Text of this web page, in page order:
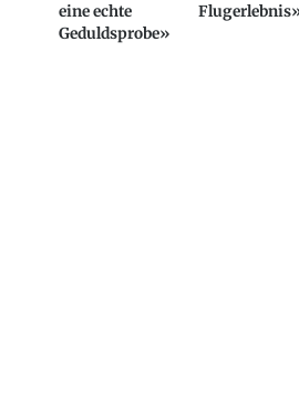
eine echte
Geduldsprobe»